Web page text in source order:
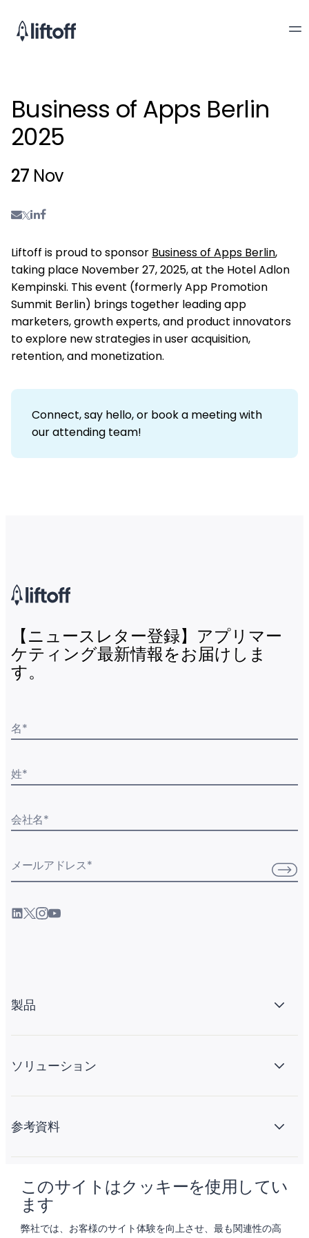
このサイトはクッキーを使用してい
ます
弊社では、お客様のサイト体験を向上させ、最も関連性の高
Business of Apps Berlin
2025
27 Nov
Liftoff is proud to sponsor Business of Apps Berlin,
taking place November 27, 2025, at the Hotel Adlon
Kempinski. This event (formerly App Promotion
Summit Berlin) brings together leading app
marketers, growth experts, and product innovators
to explore new strategies in user acquisition,
retention, and monetization.
Connect, say hello, or book a meeting with
our attending team!
【ニュースレター登録】アプリマー
ケティング最新情報をお届けしま
す。
名*
姓*
会社名*
メールアドレス*
製品
ソリューション
参考資料
会社情報